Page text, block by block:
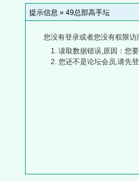
提示信息 » 49总部高手坛
您没有登录或者您没有权限
读取数据错误,原因：您
您还不是论坛会员,请先